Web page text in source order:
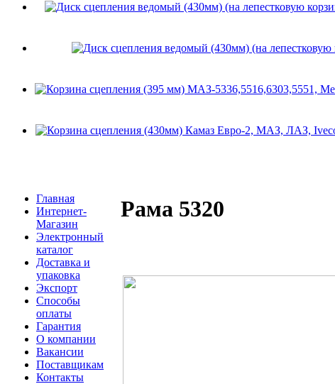
Главная
Интернет-
Магазин
Электронный
каталог
Доставка и
упаковка
Экспорт
Способы
оплаты
Гарантия
О компании
Вакансии
Поставщикам
Контакты
Рама 5320